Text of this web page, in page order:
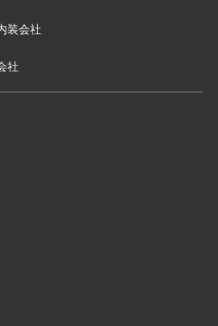
装会社
社